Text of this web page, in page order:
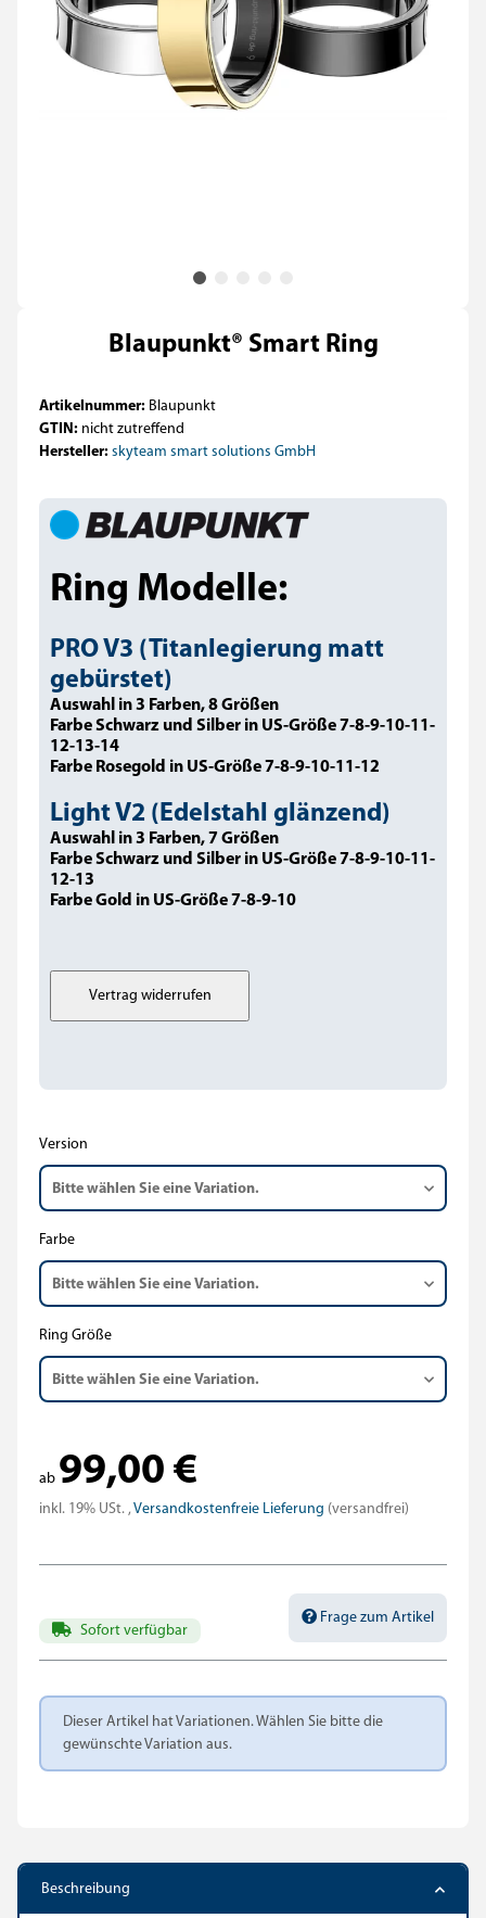
Blaupunkt® Smart Ring
Artikelnummer: Blaupunkt
GTIN: nicht zutreffend
Hersteller: skyteam smart solutions GmbH
Ring Modelle:
PRO V3 (Titanlegierung matt
gebürstet)
Auswahl in 3 Farben, 8 Größen
Farbe Schwarz und Silber in US-Größe 7-8-9-10-11-
12-13-14
Farbe Rosegold in US-Größe 7-8-9-10-11-12
Light V2 (Edelstahl glänzend)
Auswahl in 3 Farben, 7 Größen
Farbe Schwarz und Silber in US-Größe 7-8-9-10-11-
12-13
Farbe Gold in US-Größe 7-8-9-10
Version
Bitte wählen Sie eine Variation.
Farbe
Bitte wählen Sie eine Variation.
Ring Größe
Bitte wählen Sie eine Variation.
ab 99,00 €
inkl. 19% USt. , Versandkostenfreie Lieferung (versandfrei)
Sofort verfügbar
Frage zum Artikel
xDieser Artikel hat Variationen. Wählen Sie bitte die
gewünschte Variation aus.
Beschreibung